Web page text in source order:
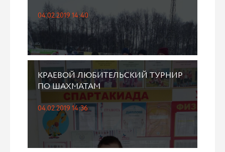
04.02.2019 14:40
КРАЕВОЙ ЛЮБИТЕЛЬСКИЙ ТУРНИР
ПО ШАХМАТАМ
04.02.2019 14:36